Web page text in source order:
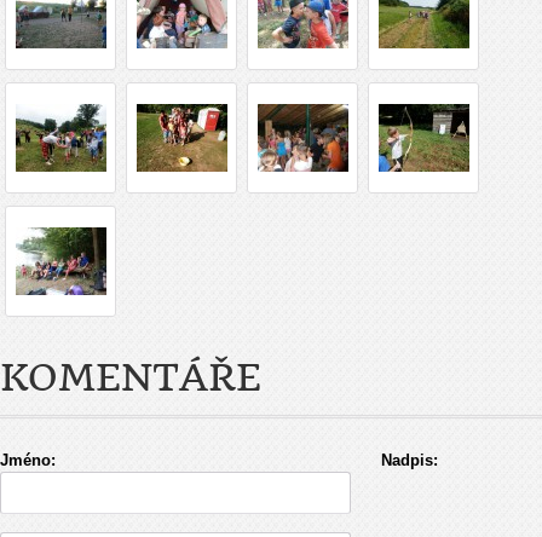
KOMENTÁŘE
Jméno: Nadpis: